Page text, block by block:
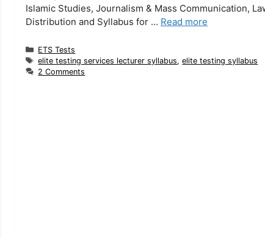
Islamic Studies, Journalism & Mass Communication,
Distribution and Syllabus for … Read more
Categories
ETS Tests
Tags
elite testing services lecturer syllabus,elite testing syllabus
2 Comments